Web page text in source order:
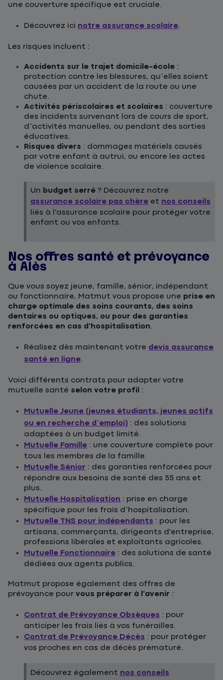
une couverture spécifique est cruciale.
Découvrez ici notre assurance scolaire.
Les risques incluent :
Accidents sur le trajet domicile-école :
protection contre les blessures, qu’elles soient
causées par un accident de la route ou une
chute.
Activités périscolaires et scolaires : couverture
des incidents survenant lors de cours de sport,
d’activités manuelles, ou pendant des sorties
éducatives.
Risques divers : dommages matériels causés
par votre enfant à autrui, ou encore les actes
de violence scolaire.
Un budget serré ? Découvrez notre
assurance scolaire pas chère et nos conseils
liés à l'assurance scolaire pour protéger votre
enfant ou vos enfants.
Nos offres santé et prévoyance
à Alès
Que vous soyez jeune, famille, sénior, indépendant
ou fonctionnaire, Matmut vous propose une prise en
charge optimale des soins courants, des soins
dentaires ou optiques, ou pour des garanties
renforcées en cas d'hospitalisation.
Réalisez dès maintenant votre devis assurance
santé en ligne.
Voici différents contrats pour adapter votre
mutuelle santé selon votre profil :
Mutuelle Jeune (jeunes étudiants, jeunes actifs
ou en recherche d’emploi) : des solutions
adaptées à un budget limité.
Mutuelle Famille : une couverture complète pour
tous les membres de la famille.
Mutuelle Sénior : des garanties renforcées pour
répondre aux besoins de santé des 55 ans et
plus.
Mutuelle Hospitalisation : prise en charge
spécifique pour les frais d’hospitalisation.
Mutuelle TNS pour indépendants : pour les
artisans, commerçants, dirigeants d'entreprise,
professions libérales et exploitants agricoles.
Mutuelle Fonctionnaire : des solutions de santé
dédiées aux agents publics.
Matmut propose également des offres de
prévoyance pour vous préparer à l'avenir :
Contrat de Prévoyance Obsèques : pour
anticiper les frais liés à vos funérailles.
Contrat de Prévoyance Décès : pour protéger
vos proches en cas de décès prématuré.
Découvrez également nos conseils